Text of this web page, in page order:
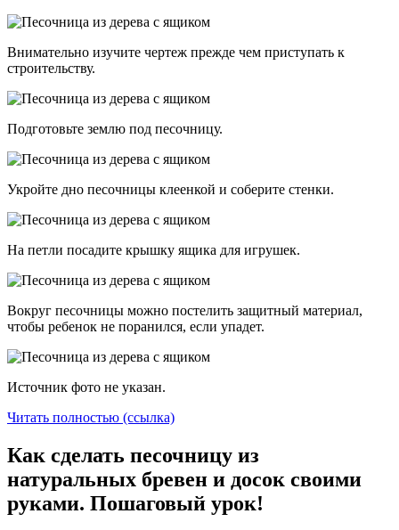
Внимательно изучите чертеж прежде чем приступать к
строительству.
Подготовьте землю под песочницу.
Укройте дно песочницы клеенкой и соберите стенки.
На петли посадите крышку ящика для игрушек.
Вокруг песочницы можно постелить защитный материал,
чтобы ребенок не поранился, если упадет.
Источник фото не указан.
Читать полностью (ссылка)
Как сделать песочницу из
натуральных бревен и досок своими
руками. Пошаговый урок!